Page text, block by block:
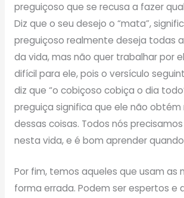
preguiçoso que se recusa a fazer
Diz que o seu desejo o “mata”,
preguiçoso realmente deseja todas
da vida, mas não quer trabalhar por
difícil para ele, pois o versículo
diz que “o cobiçoso cobiça o dia
preguiça significa que ele não obtém
dessas coisas. Todos nós
nesta vida, e é bom aprender
Por fim, temos aqueles que usam as
forma errada. Podem ser espertos e